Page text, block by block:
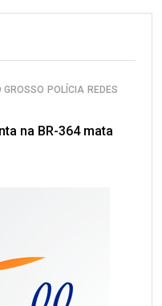
GROSSO POLÍCIA REDES
na BR-364 mata